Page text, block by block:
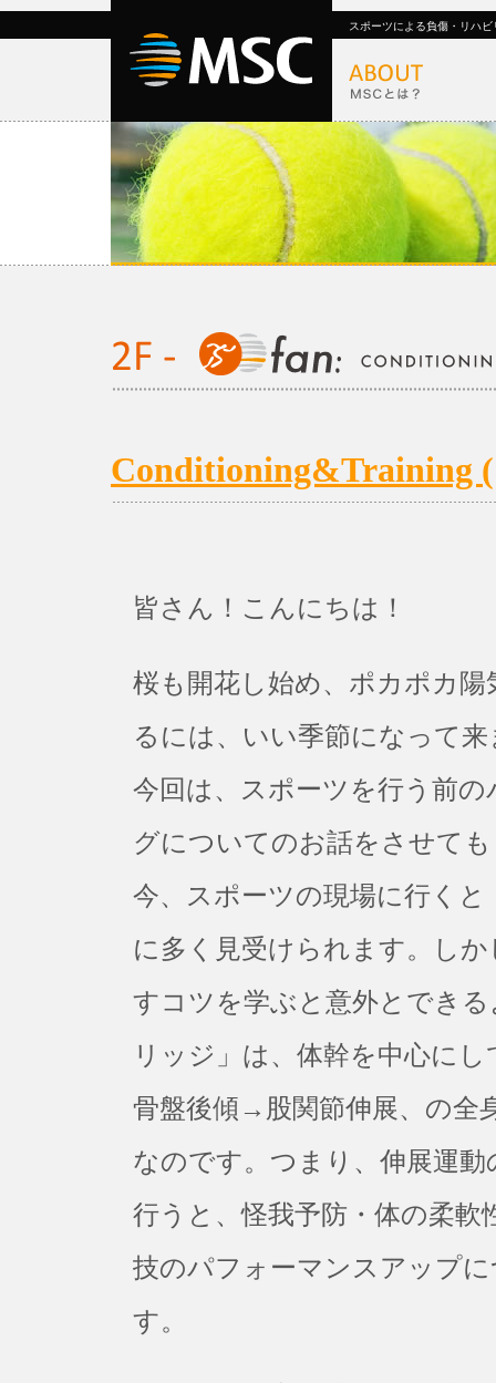
スポーツによる負傷・リハ
Conditioning&Training
皆さん！こんにちは！
桜も開花し始め、ポカポカ
るには、いい季節になって
今回は、スポーツを行う前
グについてのお話をさせて
今、スポーツの現場に行く
に多く見受けられます。し
すコツを学ぶと意外とでき
リッジ」は、体幹を中心に
骨盤後傾→股関節伸展、の全
なのです。つまり、伸展運
行うと、怪我予防・体の柔
技のパフォーマンスアップ
す。